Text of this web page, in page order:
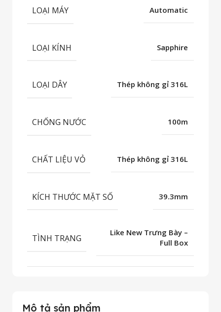
Mô tả sản phẩm
LOẠI MÁY Automatic
LOẠI KÍNH Sapphire
LOẠI DÂY Thép không gỉ 316L
CHỐNG NƯỚC 100m
CHẤT LIỆU VỎ Thép không gỉ 316L
KÍCH THƯỚC MẶT SỐ 39.3mm
TÌNH TRẠNG
Like New Trưng Bày –
Full Box